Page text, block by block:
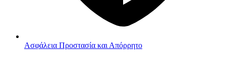
Ασφάλεια Προστασία και Απόρρητο